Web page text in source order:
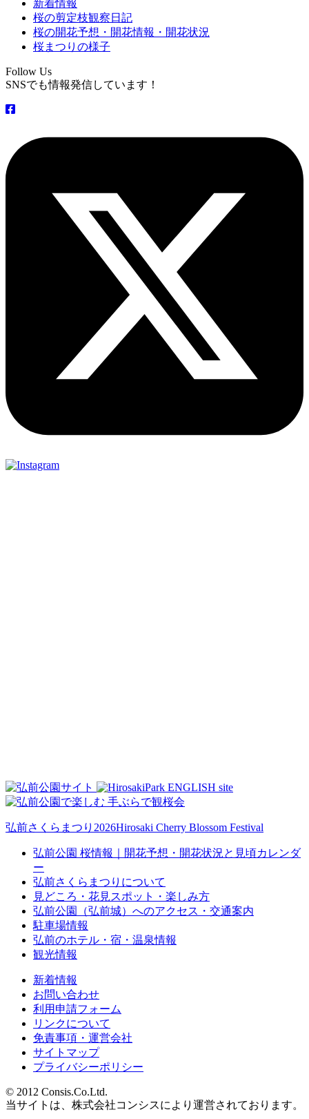
新着情報
桜の剪定枝観察日記
桜の開花予想・開花情報・開花状況
桜まつりの様子
Follow Us
SNSでも情報発信しています！
弘前さくらまつり2026Hirosaki Cherry Blossom Festival
弘前公園 桜情報｜開花予想・開花状況と見頃カレンダ
ー
弘前さくらまつりについて
見どころ・花見スポット・楽しみ方
弘前公園（弘前城）へのアクセス・交通案内
駐車場情報
弘前のホテル・宿・温泉情報
観光情報
新着情報
お問い合わせ
利用申請フォーム
リンクについて
免責事項・運営会社
サイトマップ
プライバシーポリシー
© 2012 Consis.Co.Ltd.
当サイトは、株式会社コンシスにより運営されております。